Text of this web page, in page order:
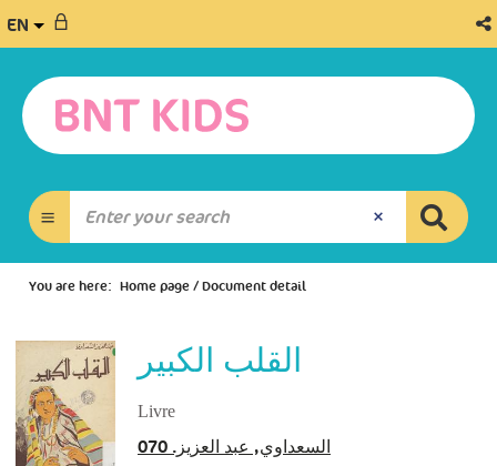
EN
You are here: Home page/Document detail
القلب الكبير
Livre
السعداوي, عبد العزيز. 070